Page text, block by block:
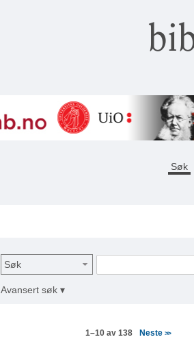
Søk
Søk
Avansert søk ▾
1–10 av 138 Neste >>